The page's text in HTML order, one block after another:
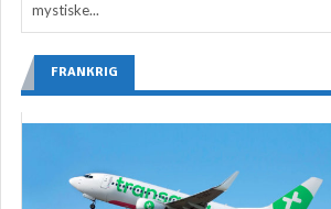
mystiske...
FRANKRIG